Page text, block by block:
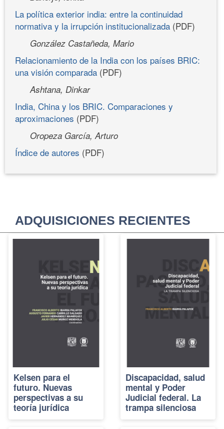
La política exterior india: entre la continuidad
normativa y la irrupción institucionalizada (PDF)
González Castañeda, Mario
Relacionamiento de la India con los países BRIC:
una visión comparada (PDF)
Ashtana, Dinkar
India, China y los BRIC. Comparaciones y
aproximaciones (PDF)
Oropeza García, Arturo
Índice de autores (PDF)
ADQUISICIONES RECIENTES
Kelsen para el
futuro. Nuevas
perspectivas a su
teoría jurídica
Discapacidad, salud
mental y Poder
Judicial federal. La
trampa silenciosa